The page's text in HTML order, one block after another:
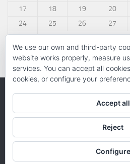
17
18 19 20
24
25 26 27
« març
We use our own and third-party
website works properly, measure
services. You can accept all
cookies, or configure your
Accept all
Reject
Configure